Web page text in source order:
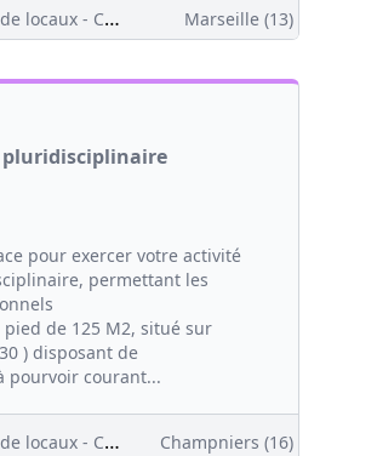
Offre de locaux - Clientèle Marseille (13)
pluridisciplinaire
pour exercer votre activité
permettant les
de 125 M2, situé sur
) disposant de
pourvoir courant...
Offre de locaux - Clientèle Champniers (16)